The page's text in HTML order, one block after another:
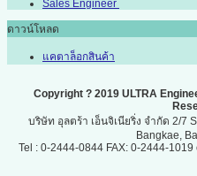
Sales Engineer
ดาวน์โหลด
แคตาล็อกสินค้า
Copyright ? 2019 ULTRA
บริษัท อุลตร้า เอ็นจิเนียริ่ง จำกัด 2/7
Bangkae,
Tel : 0-2444-0844 FAX: 0-2444-